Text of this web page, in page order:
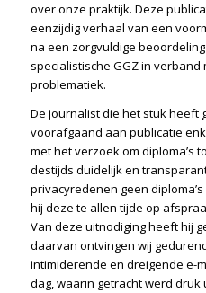
over onze praktijk. Deze
eenzijdig verhaal van een
na een zorgvuldige
specialistische GGZ in
problematiek.
De journalist die het stuk heeft
voorafgaand aan publicatie
met het verzoek om diploma’s
destijds duidelijk en
privacyredenen geen
hij deze te allen tijde op
Van deze uitnodiging heeft hij
daarvan ontvingen wij
intimiderende en dreigende e-
dag, waarin getracht werd druk